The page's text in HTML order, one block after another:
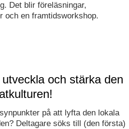
Det blir föreläsningar,
och en framtidsworkshop.
och stärka den
på att lyfta den lokala
Deltagare söks till (den första)